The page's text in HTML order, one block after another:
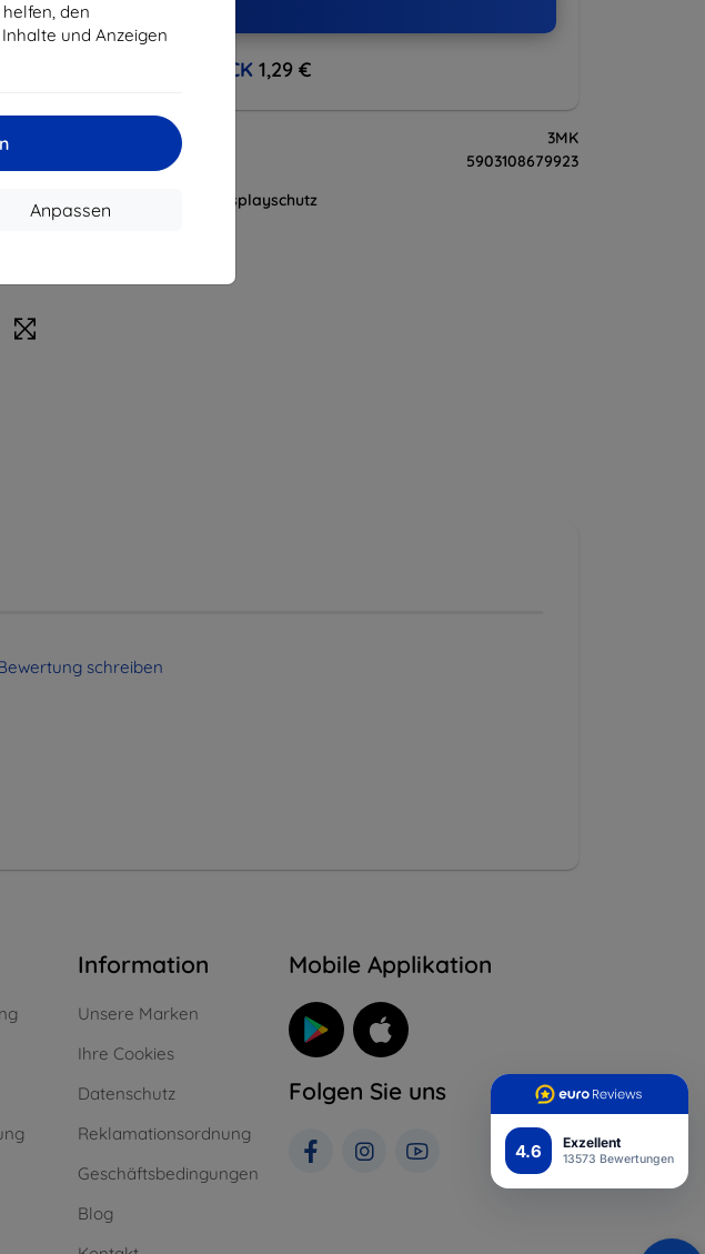
4.6 Exzellent
13573 Bewertungen
den
und Anzeigen
Anpassen
CASHBACK 1,29 €
3MK
5903108679923
Displayschutz
schreiben
Information
Unsere Marken
Ihre Cookies
Datenschutz
Reklamationsordnung
Geschäftsbedingungen
Blog
Mobile Applikation
Folgen Sie uns